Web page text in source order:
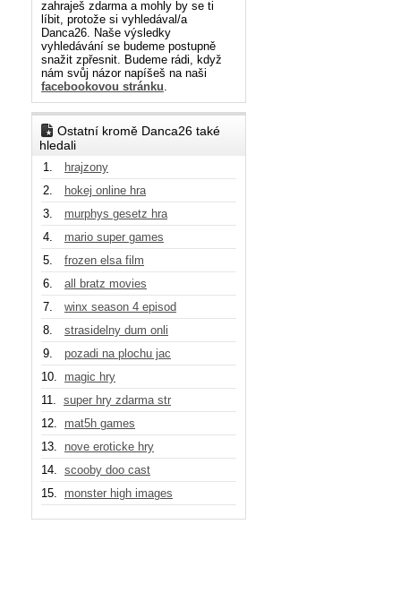
zahraješ zdarma a mohly by se ti
líbit, protože si vyhledával/a
Danca26. Naše výsledky
vyhledávání se budeme postupně
snažit zpřesnit. Budeme rádi, když
nám svůj názor napíšeš na naši
facebookovou stránku.
Ostatní kromě Danca26 také
hledali
1.
hrajzony
2.
hokej online hra
3.
murphys gesetz hra
4.
mario super games
5. frozen elsa film
6. all bratz movies
7. winx season 4 episod
8. strasidelny dum onli
9. pozadi na plochu jac
10. magic hry
11. super hry zdarma str
12. mat5h games
13. nove eroticke hry
14. scooby doo cast
15. monster high images